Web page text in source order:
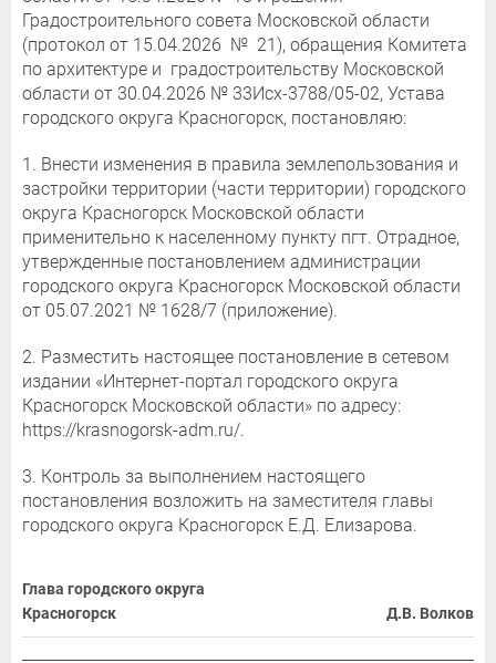
Градостроительного совета Московской области
(протокол от 15.04.2026 № 21), обращения Комитета
по архитектуре и градостроительству Московской
области от 30.04.2026 № 33Исх-3788/05-02, Устава
городского округа Красногорск, постановляю:
1. Внести изменения в правила землепользования и
застройки территории (части территории) городского
округа Красногорск Московской области
применительно к населенному пункту пгт. Отрадное,
утвержденные постановлением администрации
городского округа Красногорск Московской области
от 05.07.2021 № 1628/7 (приложение).
2. Разместить настоящее постановление в сетевом
издании «Интернет-портал городского округа
Красногорск Московской области» по адресу:
https://krasnogorsk-adm.ru/.
3. Контроль за выполнением настоящего
постановления возложить на заместителя главы
городского округа Красногорск Е.Д. Елизарова.
Глава городского округа
Красногорск
Д.В. Волков